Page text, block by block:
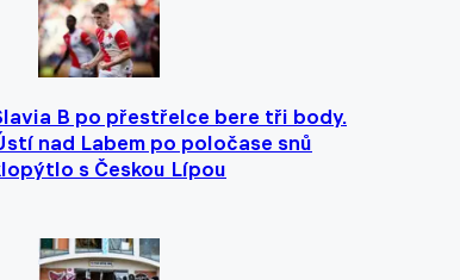
B po přestřelce bere tři body.
nad Labem po poločase snů
s Českou Lípou